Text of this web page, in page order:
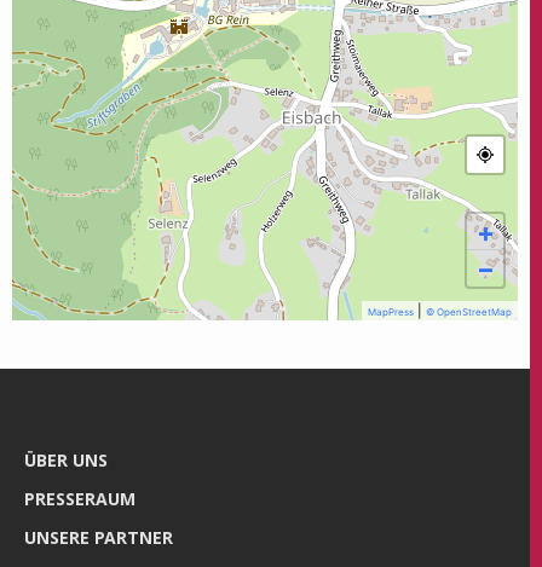
+
−
MapPress © OpenStreetMap
ÜBER UNS
PRES­SE­RAUM
UNSE­RE PARTNER